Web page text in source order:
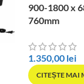
900-1800 x
760mm
1.350,00 lei
CITEȘTE MAI